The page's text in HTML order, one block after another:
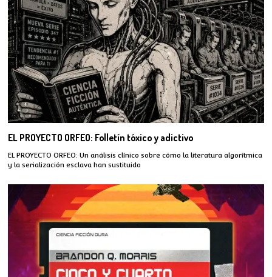
EL PROYECTO ORFEO: Folletín tóxico y adictivo
EL PROYECTO ORFEO: Un análisis clínico sobre cómo la literatura algorítmica
y la serialización esclava han sustituido